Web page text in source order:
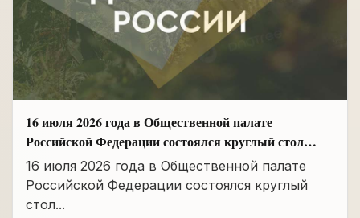
16 июля 2026 года в Общественной палате
Российской Федерации состоялся круглый стол
«Сохранение памяти о Героях подвига
самопожертвования и воспитание...
16 июля 2026 года в Общественной палате
Российской Федерации состоялся круглый
стол...